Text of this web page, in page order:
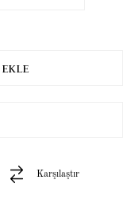
Karşılaştır